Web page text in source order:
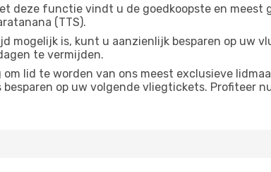
deze functie vindt u de goedkoopste en
(TTS).
mogelijk is, kunt u aanzienlijk besparen op uw
te vermijden.
om lid te worden van ons meest exclusieve
op uw volgende vliegtickets. Profiteer